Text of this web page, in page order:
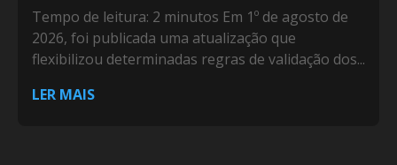
Tempo de leitura: 2 minutos Em 1º de agosto de
2026, foi publicada uma atualização que
flexibilizou determinadas regras de validação dos...
LER MAIS